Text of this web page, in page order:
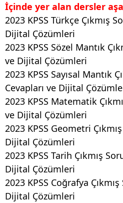
İçinde yer alan dersler
2023 KPSS Türkçe Çıkmış
Dijital Çözümleri
2023 KPSS Sözel Mantık
ve Dijital Çözümleri
2023 KPSS Sayısal Mantık
Cevapları ve Dijital
2023 KPSS Matematik
ve Dijital Çözümleri
2023 KPSS Geometri
Dijital Çözümleri
2023 KPSS Tarih Çıkmış
Dijital Çözümleri
2023 KPSS Coğrafya
Dijital Çözümleri